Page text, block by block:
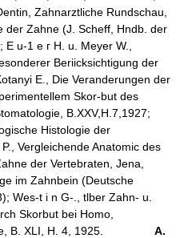
Zahnarztliche Rundschau,
Zahne (J. Scheff, Hndb. der
u-1 e г H. u. Meyer W.,
Beriicksichtigung der
E., Die Veranderungen der
Skor-but des
B.XXV,H.7,1927;
Histologie der
Vergleichende Anatomic des
der Vertebraten, Jena,
im Zahnbein (Deutsche
Wes-t i n G-., tlber Zahn- u.
Skorbut bei Homo,
B. XLI, H. 4, 1925.
А.